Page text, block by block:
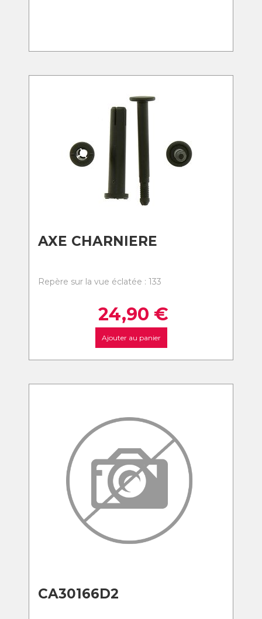
AXE CHARNIERE
Repère sur la vue éclatée : 133
24,90 €
Ajouter au panier
CA30166D2